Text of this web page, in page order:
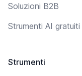
Soluzioni B2B
Strumenti AI gratuiti
Strumenti